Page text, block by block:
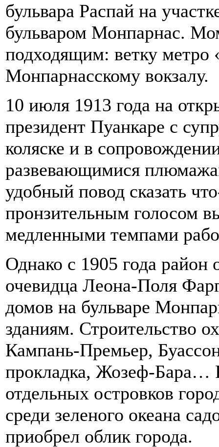
бульвара Распай на
бульваром Монпарнас.
подходящим: ветку метро
Монпарнасскому вокзалу.
10 июля 1913 года на
президент Пуанкаре с
коляске и в
развевающимися
удобный повод сказать
пронзительным голосом
медленными темпами
Однако с 1905 года район
очевидца Леона-Поля
домов на бульваре
зданиям. Строительство
Кампань-Премьер,
прокладка, Жозеф-Бара…
отдельных островков
среди зеленого океана
приобрел облик города.